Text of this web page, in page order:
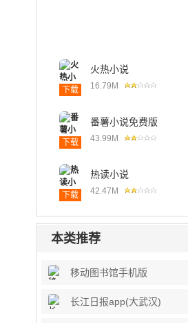
下载
火热小说
16.79M
下载
番薯小说免费版
43.99M
下载
热读小说
42.47M
本类推荐
移动图书馆手机版
长江日报app(大武汉)